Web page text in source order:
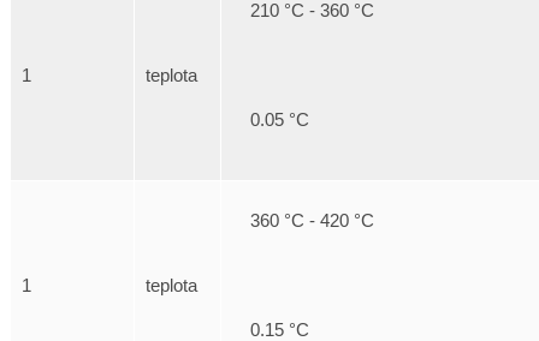
1 teplota
210 °C - 360 °C
0.05 °C
1 teplota
360 °C - 420 °C
0.15 °C